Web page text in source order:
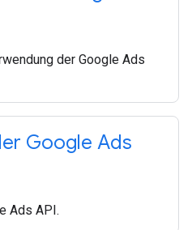
der Google Ads
Google Ads
Ads API.